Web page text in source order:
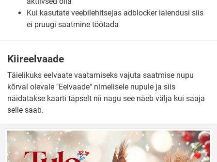
Kui kasutate veebilehitsejas adblocker laiendusi siis
ei pruugi saatmine töötada
Kiireelvaade
Täielikuks eelvaate vaatamiseks vajuta saatmise nupu
kõrval olevale "Eelvaade" nimelisele nupule ja siis
näidatakse kaarti täpselt nii nagu see näeb välja kui saaja
selle saab.